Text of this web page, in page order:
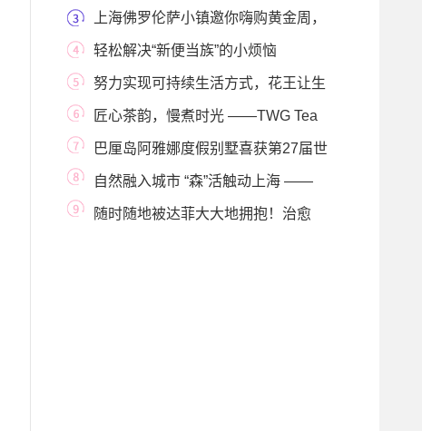
上海佛罗伦萨小镇邀你嗨购黄金周，
惠享五周年
轻松解决“新便当族”的小烦恼
努力实现可持续生活方式，花王让生
活变得更美
匠心茶韵，慢煮时光 ——TWG Tea
中国专属迷你茶
巴厘岛阿雅娜度假别墅喜获第27届世
界旅游大奖
自然融入城市 “森”活触动上海 ——
MUJI無印良
随时随地被达菲大大地拥抱！治愈